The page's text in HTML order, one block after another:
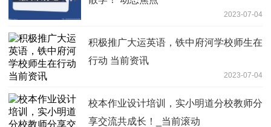
2023-07-04
积极推广大运英语，铁中府河学校师生在
行动 当前资讯
2023-07-04
校本作业设计培训，实小明道分校教师分
享交流共成长！_当前滚动